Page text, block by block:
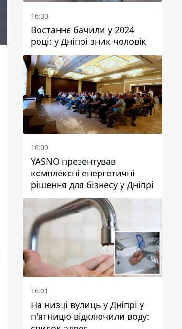
16:30
Востаннє бачили у 2024
році: у Дніпрі зник чоловік
16:09
YASNO презентував
комплексні енергетичні
рішення для бізнесу у Дніпрі
16:01
На низці вулиць у Дніпрі у
п'ятницю відключили воду: